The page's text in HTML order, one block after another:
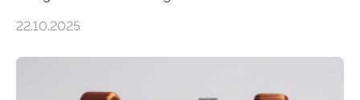
neuen EU-geförderten Transfer-Projekte zu
Energietechnologien werden vom Europäischen
22.10.2025